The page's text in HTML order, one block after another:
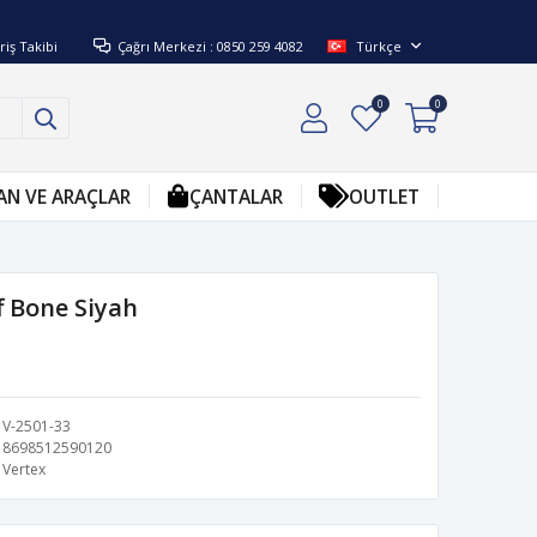
Takibi Çağrı Merkezi : 0850 259 4082 Türkçe
0 0
VE ARAÇLAR ÇANTALAR OUTLET
Siyah
V-2501-33
8698512590120
Vertex